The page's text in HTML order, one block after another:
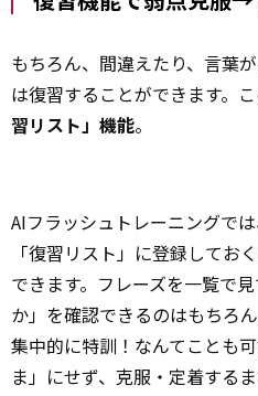
もちろん、間違えたり、言葉
は復習することができます。
習リスト」機能。
AIフラッシュトレーニングで
「復習リスト」に登録してお
できます。フレーズを一覧で
か」を確認できるのはもちろ
集中的に特訓！なんてことも
ま」にせず、克服・定着する